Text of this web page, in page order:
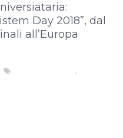
Day 2018”, dal
all’Europa
,